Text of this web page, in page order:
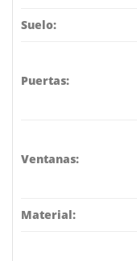
Suelo:
Puertas:
Ventanas:
Material: